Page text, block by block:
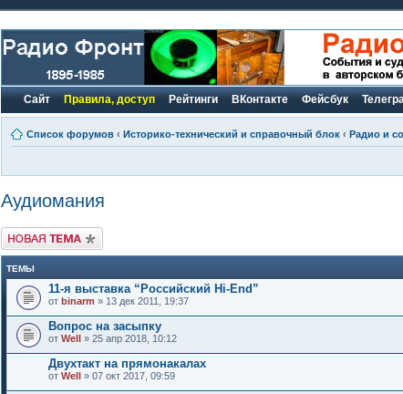
Сайт Правила, доступ Рейтинги ВКонтакте Фейсбук
Список форумов ‹ Историко-технический и справочный блок ‹ Радио и
Аудиомания
Новая тема
ТЕМЫ
11-я выставка “Российский Hi-End”
от binarm » 13 дек 2011, 19:37
Вопрос на засыпку
от Well » 25 апр 2018, 10:12
Двухтакт на прямонакалах
от Well » 07 окт 2017, 09:59